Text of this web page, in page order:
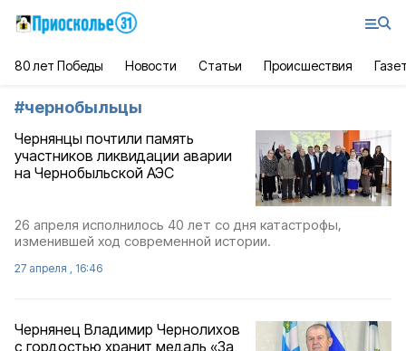
80 лет Победы Новости Статьи Происшествия
#чернобыльцы
Чернянцы почтили память
участников ликвидации аварии
на Чернобыльской АЭС
26 апреля исполнилось 40 лет со дня катастрофы,
изменившей ход современной истории.
27 апреля , 16:46
Чернянец Владимир Чернолихов
с гордостью хранит медаль «За